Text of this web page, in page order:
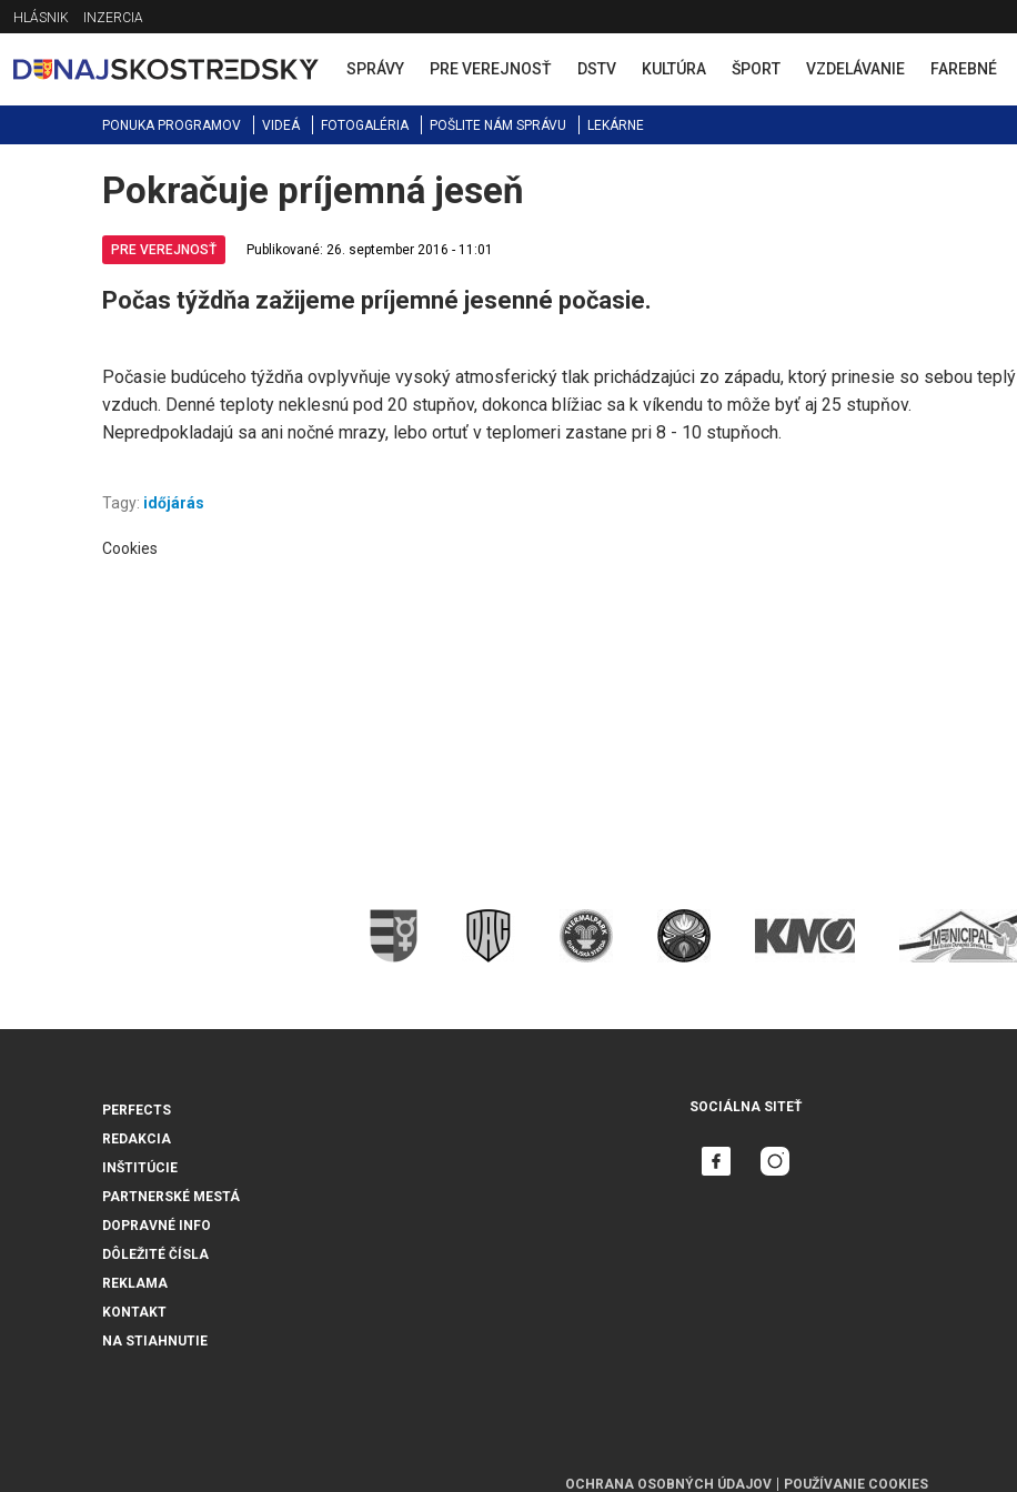
Jump
to
navigation
HLÁSNIK INZERCIA
SPRÁVY PRE VEREJNOSŤ DSTV KULTÚRA ŠPORT VZDELÁVANIE FAREBNÉ
PONUKA PROGRAMOV VIDEÁ FOTOGALÉRIA POŠLITE NÁM SPRÁVU LEKÁRNE
Back
to
Pokračuje príjemná jeseň
PRE VEREJNOSŤ Publikované: 26. september 2016 - 11:01
Počas týždňa zažijeme príjemné jesenné počasie.
Počasie budúceho týždňa ovplyvňuje vysoký atmosferický tlak prichádzajúci zo západu, ktorý prinesie so sebou teplý
vzduch. Denné teploty neklesnú pod 20 stupňov, dokonca blížiac sa k víkendu to môže byť aj 25 stupňov.
Nepredpokladajú sa ani nočné mrazy, lebo ortuť v teplomeri zastane pri 8 - 10 stupňoch.
Tagy: időjárás
Cookies
PERFECTS
REDAKCIA
INŠTITÚCIE
PARTNERSKÉ MESTÁ
DOPRAVNÉ INFO
DÔLEŽITÉ ČÍSLA
REKLAMA
KONTAKT
NA STIAHNUTIE
SOCIÁLNA SITEŤ
OCHRANA OSOBNÝCH ÚDAJOV POUŽÍVANIE COOKIES